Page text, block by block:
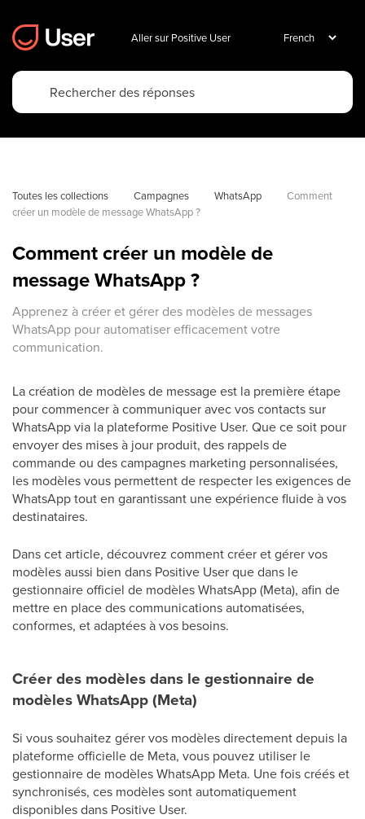
Aller sur Positive User
Toutes les collections Campagnes WhatsApp
Comment
créer un modèle de message WhatsApp ?
Comment créer un modèle de
message WhatsApp ?
Apprenez à créer et gérer des modèles de messages
WhatsApp pour automatiser efficacement votre
communication.
La création de modèles de message est la première étape
pour commencer à communiquer avec vos contacts sur
WhatsApp via la plateforme Positive User. Que ce soit pour
envoyer des mises à jour produit, des rappels de
commande ou des campagnes marketing personnalisées,
les modèles vous permettent de respecter les exigences de
WhatsApp tout en garantissant une expérience fluide à vos
destinataires.
Dans cet article, découvrez comment créer et gérer vos
modèles aussi bien dans Positive User que dans le
gestionnaire officiel de modèles WhatsApp (Meta), afin de
mettre en place des communications automatisées,
conformes, et adaptées à vos besoins.
Créer des modèles dans le gestionnaire de
modèles WhatsApp (Meta)
Si vous souhaitez gérer vos modèles directement depuis la
plateforme officielle de Meta, vous pouvez utiliser le
gestionnaire de modèles WhatsApp Meta. Une fois créés et
synchronisés, ces modèles sont automatiquement
disponibles dans Positive User.